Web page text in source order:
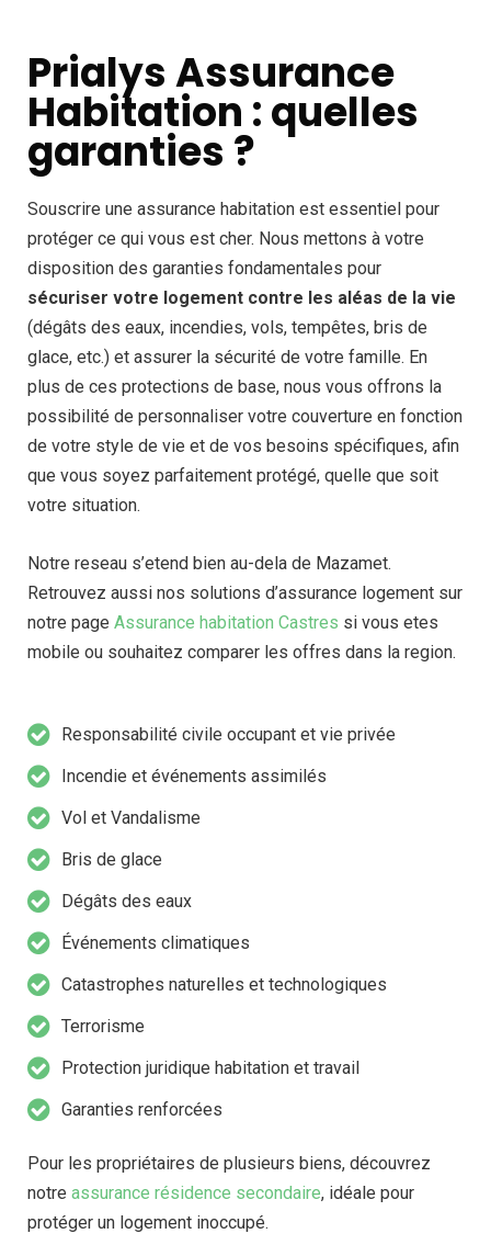
Prialys Assurance
Habitation : quelles
garanties ?
Souscrire une assurance habitation est essentiel pour
protéger ce qui vous est cher. Nous mettons à votre
disposition des garanties fondamentales pour
sécuriser votre logement contre les aléas de la vie
(dégâts des eaux, incendies, vols, tempêtes, bris de
glace, etc.) et assurer la sécurité de votre famille. En
plus de ces protections de base, nous vous offrons la
possibilité de personnaliser votre couverture en fonction
de votre style de vie et de vos besoins spécifiques, afin
que vous soyez parfaitement protégé, quelle que soit
votre situation.
Notre reseau s’etend bien au-dela de Mazamet.
Retrouvez aussi nos solutions d’assurance logement sur
notre page Assurance habitation Castres si vous etes
mobile ou souhaitez comparer les offres dans la region.
Responsabilité civile occupant et vie privée
Incendie et événements assimilés
Vol et Vandalisme
Bris de glace
Dégâts des eaux
Événements climatiques
Catastrophes naturelles et technologiques
Terrorisme
Protection juridique habitation et travail
Garanties renforcées
Pour les propriétaires de plusieurs biens, découvrez
notre assurance résidence secondaire, idéale pour
protéger un logement inoccupé.